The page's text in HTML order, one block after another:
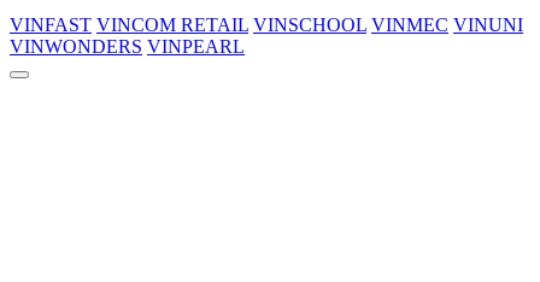
VINFAST VINCOM RETAIL VINSCHOOL VINMEC VINUNI
VINWONDERS VINPEARL